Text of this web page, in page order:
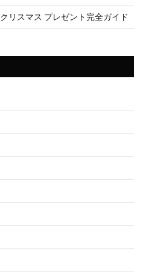
リスマス プレゼント完全ガイド